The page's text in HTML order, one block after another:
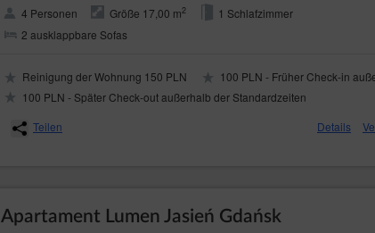
4 Personen
Größe 17,00 m2
1 Schlafzimmer
2 ausklappbare Sofas
Reinigung der Wohnung 150 PLN
100 PLN - Früher Check-in
100 PLN - Später Check-out außerhalb der Standardzeiten
Teilen
Details
Apartament Lumen Jasień Gdańsk